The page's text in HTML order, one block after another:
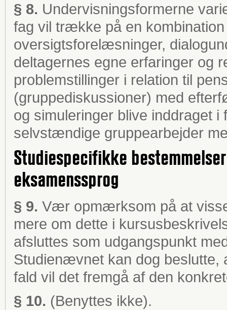
§ 8. Undervisningsformerne
fag vil trække på en
oversigtsforelæsninger,
deltagernes egne erfaringer og
problemstillinger i relation til
(gruppediskussioner) med
og simuleringer blive inddraget
selvstændige gruppearbejder
Studiespecifikke
eksamenssprog
§ 9. Vær opmærksom på at
mere om dette i
afsluttes som udgangspunkt
Studienævnet kan dog beslutte,
fald vil det fremgå af den
§ 10. (Benyttes ikke).